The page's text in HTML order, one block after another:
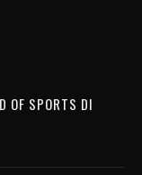
OF SPORTS DI